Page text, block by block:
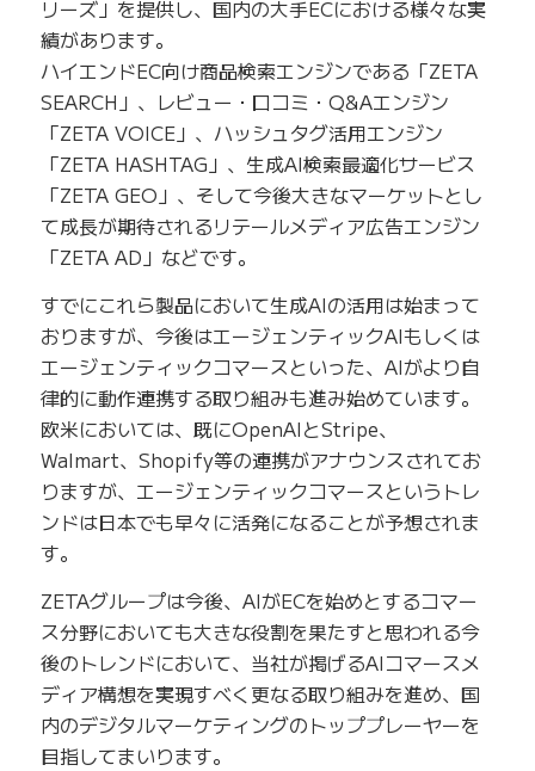
リーズ」を提供し、国内の大手ECにおける様々な実
績があります。
ハイエンドEC向け商品検索エンジンである「ZETA
SEARCH」、レビュー・口コミ・Q&Aエンジン
「ZETA VOICE」、ハッシュタグ活用エンジン
「ZETA HASHTAG」、生成AI検索最適化サービス
「ZETA GEO」、そして今後大きなマーケットとし
て成長が期待されるリテールメディア広告エンジン
「ZETA AD」などです。
すでにこれら製品において生成AIの活用は始まって
おりますが、今後はエージェンティックAIもしくは
エージェンティックコマースといった、AIがより自
律的に動作連携する取り組みも進み始めています。
欧米においては、既にOpenAIとStripe、
Walmart、Shopify等の連携がアナウンスされてお
りますが、エージェンティックコマースというトレ
ンドは日本でも早々に活発になることが予想されま
す。
ZETAグループは今後、AIがECを始めとするコマー
ス分野においても大きな役割を果たすと思われる今
後のトレンドにおいて、当社が掲げるAIコマースメ
ディア構想を実現すべく更なる取り組みを進め、国
内のデジタルマーケティングのトッププレーヤーを
目指してまいります。